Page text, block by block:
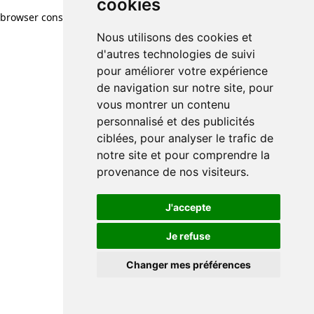
cookies
Nous utilisons des cookies et
d'autres technologies de suivi
pour améliorer votre expérience
de navigation sur notre site, pour
vous montrer un contenu
personnalisé et des publicités
ciblées, pour analyser le trafic de
notre site et pour comprendre la
provenance de nos visiteurs.
J'accepte
Je refuse
Changer mes préférences
browser console for more information)